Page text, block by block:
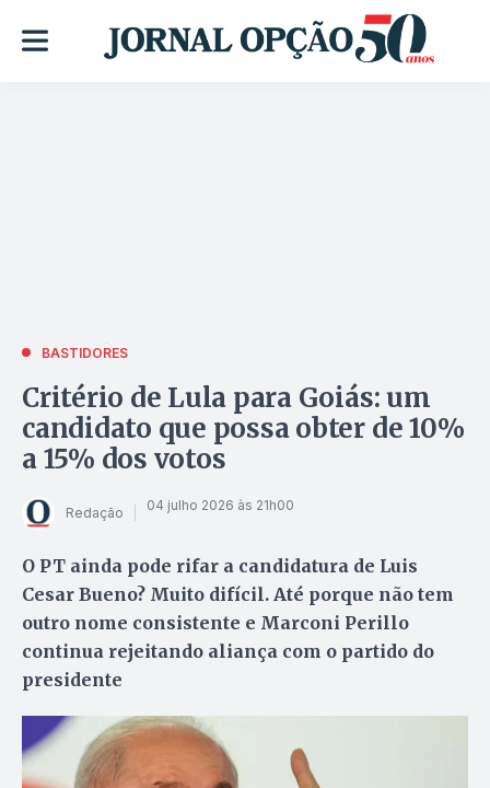
BASTIDORES
Critério de Lula para Goiás: um
candidato que possa obter de 10%
a 15% dos votos
Redação 04 julho 2026 às 21h00
O PT ainda pode rifar a candidatura de Luis
Cesar Bueno? Muito difícil. Até porque não tem
outro nome consistente e Marconi Perillo
continua rejeitando aliança com o partido do
presidente